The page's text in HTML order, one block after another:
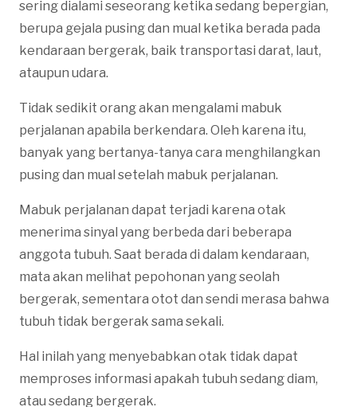
sering dialami seseorang ketika sedang bepergian,
berupa gejala pusing dan mual ketika berada pada
kendaraan bergerak, baik transportasi darat, laut,
ataupun udara.
Tidak sedikit orang akan mengalami mabuk
perjalanan apabila berkendara. Oleh karena itu,
banyak yang bertanya-tanya cara menghilangkan
pusing dan mual setelah mabuk perjalanan.
Mabuk perjalanan dapat terjadi karena otak
menerima sinyal yang berbeda dari beberapa
anggota tubuh. Saat berada di dalam kendaraan,
mata akan melihat pepohonan yang seolah
bergerak, sementara otot dan sendi merasa bahwa
tubuh tidak bergerak sama sekali.
Hal inilah yang menyebabkan otak tidak dapat
memproses informasi apakah tubuh sedang diam,
atau sedang bergerak.